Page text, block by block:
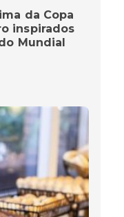
da Copa
inspirados
Mundial